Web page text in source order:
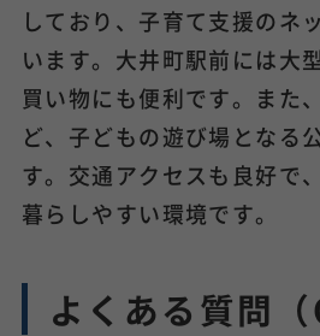
しており、子育て支援のネ
います。大井町駅前には大
買い物にも便利です。また
ど、子どもの遊び場となる
す。交通アクセスも良好で
暮らしやすい環境です。
よくある質問（